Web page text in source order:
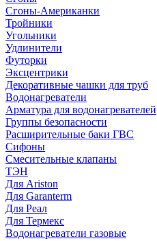
Сгоны-Американки
Тройники
Угольники
Удлинители
Футорки
Эксцентрики
Декоративные чашки для труб
Водонагреватели
Арматура для водонагревателей
Группы безопасности
Расширительные баки ГВС
Сифоны
Смесительные клапаны
ТЭН
Для Ariston
Для Garanterm
Для Реал
Для Термекс
Водонагреватели газовые